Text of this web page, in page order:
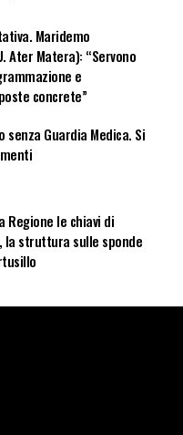
Maridemo
Ater Matera): “Servono
e
concrete”
senza Guardia Medica. Si
Regione le chiavi di
la struttura sulle sponde